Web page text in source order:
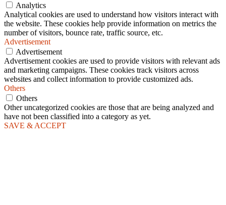
Analytics
Analytical cookies are used to understand how visitors interact with
the website. These cookies help provide information on metrics the
number of visitors, bounce rate, traffic source, etc.
Advertisement
Advertisement
Advertisement cookies are used to provide visitors with relevant ads
and marketing campaigns. These cookies track visitors across
websites and collect information to provide customized ads.
Others
Others
Other uncategorized cookies are those that are being analyzed and
have not been classified into a category as yet.
SAVE & ACCEPT